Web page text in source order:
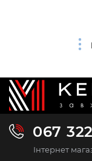
067
Інтернет